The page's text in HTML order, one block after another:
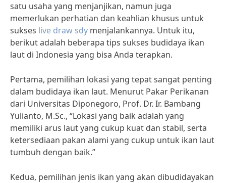
satu usaha yang menjanjikan, namun juga
memerlukan perhatian dan keahlian khusus untuk
sukses live draw sdy menjalankannya. Untuk itu,
berikut adalah beberapa tips sukses budidaya ikan
laut di Indonesia yang bisa Anda terapkan.
Pertama, pemilihan lokasi yang tepat sangat penting
dalam budidaya ikan laut. Menurut Pakar Perikanan
dari Universitas Diponegoro, Prof. Dr. Ir. Bambang
Yulianto, M.Sc., “Lokasi yang baik adalah yang
memiliki arus laut yang cukup kuat dan stabil, serta
ketersediaan pakan alami yang cukup untuk ikan laut
tumbuh dengan baik.”
Kedua, pemilihan jenis ikan yang akan dibudidayakan